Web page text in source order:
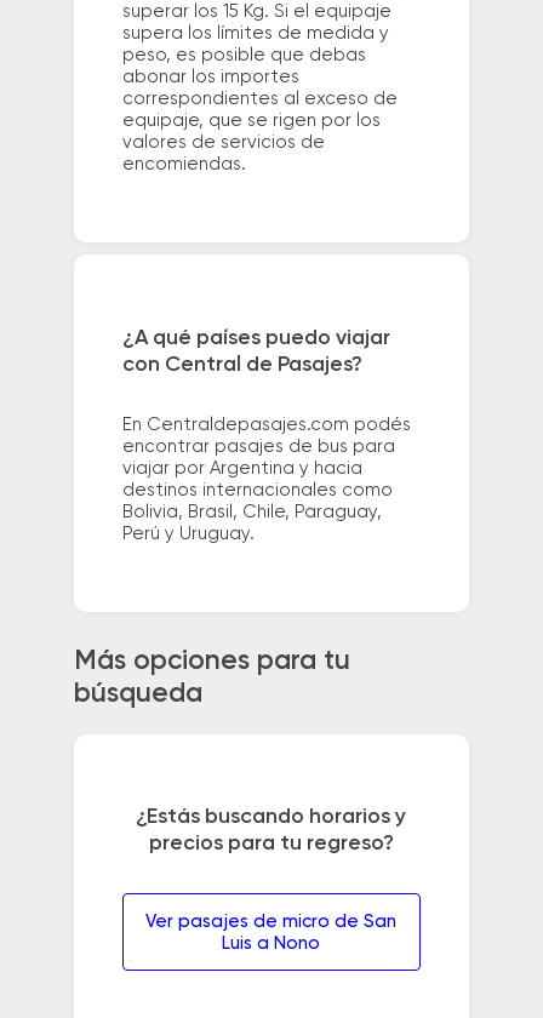
superar los 15 Kg. Si el equipaje
supera los límites de medida y
peso, es posible que debas
abonar los importes
correspondientes al exceso de
equipaje, que se rigen por los
valores de servicios de
encomiendas.
¿A qué países puedo viajar
con Central de Pasajes?
En Centraldepasajes.com podés
encontrar pasajes de bus para
viajar por Argentina y hacia
destinos internacionales como
Bolivia, Brasil, Chile, Paraguay,
Perú y Uruguay.
Más opciones para tu
búsqueda
¿Estás buscando horarios y
precios para tu regreso?
Ver pasajes de micro de San
Luis a Nono